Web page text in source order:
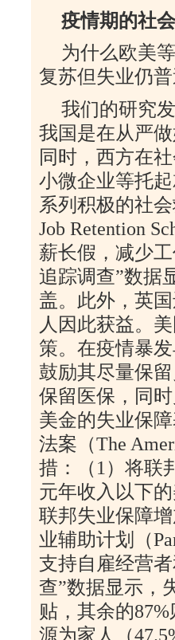
疫情期的社
为什么欧美
复苏但失业仍
我们的研究
我国是在从严
同时，西方在
小微企业等托
系列积极的社
Job Retention
薪长假，减少
追踪调查”数据
盖。此外，英
人因此获益。
策。在疫情暴
鼓励其尽量保
保留医保，同
美金的失业保
法案（The
措：（ 1 ）将联
元年收入以下
联邦失业保障
业辅助计划（
支持自雇经营
查”数据显示，
贴，其余的87%
源为家人（